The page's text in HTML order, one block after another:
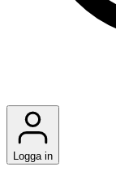
Logga in